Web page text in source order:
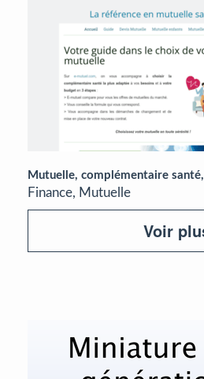
Mutuelle, complémentaire
Finance, Mutuelle
Voir